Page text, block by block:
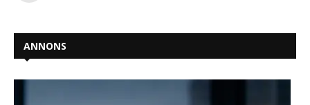
ANNONS